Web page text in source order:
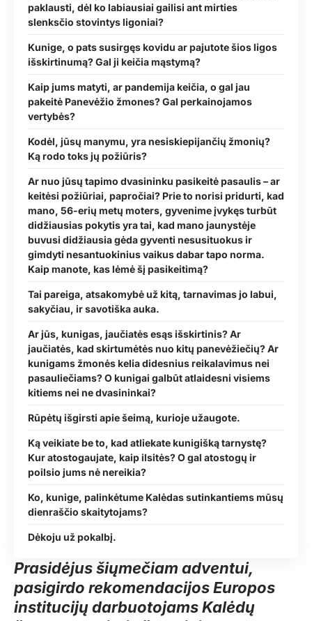
paklausti, dėl ko labiausiai gailisi ant mirties
slenksčio stovintys ligoniai?
Kunige, o pats susirgęs kovidu ar pajutote šios ligos
išskirtinumą? Gal ji keičia mąstymą?
Kaip jums matyti, ar pandemija keičia, o gal jau
pakeitė Panevėžio žmones? Gal perkainojamos
vertybės?
Kodėl, jūsų manymu, yra nesiskiepijančių žmonių?
Ką rodo toks jų požiūris?
Ar nuo jūsų tapimo dvasininku pasikeitė pasaulis – ar
keitėsi požiūriai, papročiai? Prie to norisi pridurti, kad
mano, 56-erių metų moters, gyvenime įvykęs turbūt
didžiausias pokytis yra tai, kad mano jaunystėje
buvusi didžiausia gėda gyventi nesusituokus ir
gimdyti nesantuokinius vaikus dabar tapo norma.
Kaip manote, kas lėmė šį pasikeitimą?
Tai pareiga, atsakomybė už kitą, tarnavimas jo labui,
sakyčiau, ir savotiška auka.
Ar jūs, kunigas, jaučiatės esąs išskirtinis? Ar
jaučiatės, kad skirtumėtės nuo kitų panevėžiečių? Ar
kunigams žmonės kelia didesnius reikalavimus nei
pasauliečiams? O kunigai galbūt atlaidesni visiems
kitiems nei ne dvasininkai?
Rūpėtų išgirsti apie šeimą, kurioje užaugote.
Ką veikiate be to, kad atliekate kunigišką tarnystę?
Kur atostogaujate, kaip ilsitės? O gal atostogų ir
poilsio jums nė nereikia?
Ko, kunige, palinkėtume Kalėdas sutinkantiems mūsų
dienraščio skaitytojams?
Dėkoju už pokalbį.
Prasidėjus šiųmečiam adventui,
pasigirdo rekomendacijos Europos
institucijų darbuotojams Kalėdų